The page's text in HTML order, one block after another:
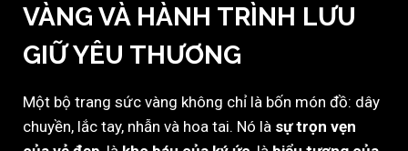
VÀNG VÀ HÀNH TRÌNH LƯU
GIỮ YÊU THƯƠNG
Một bộ trang sức vàng không chỉ là bốn món đồ: dây
chuyền, lắc tay, nhẫn và hoa tai. Nó là sự trọn vẹn